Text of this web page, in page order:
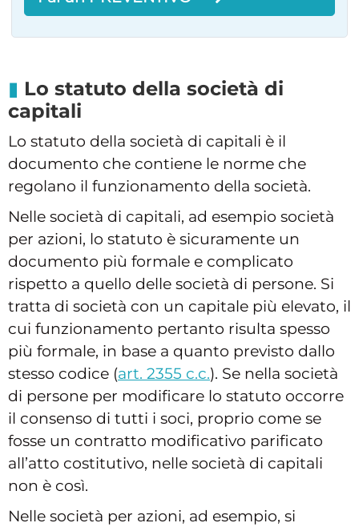
Lo statuto della società di
capitali
Lo statuto della società di capitali è il
documento che contiene le norme che
regolano il funzionamento della società.
Nelle società di capitali, ad esempio società
per azioni, lo statuto è sicuramente un
documento più formale e complicato
rispetto a quello delle società di persone. Si
tratta di società con un capitale più elevato, il
cui funzionamento pertanto risulta spesso
più formale, in base a quanto previsto dallo
stesso codice (art. 2355 c.c.). Se nella società
di persone per modificare lo statuto occorre
il consenso di tutti i soci, proprio come se
fosse un contratto modificativo parificato
all’atto costitutivo, nelle società di capitali
non è così.
Nelle società per azioni, ad esempio, si